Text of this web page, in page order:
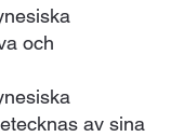
och
av sina